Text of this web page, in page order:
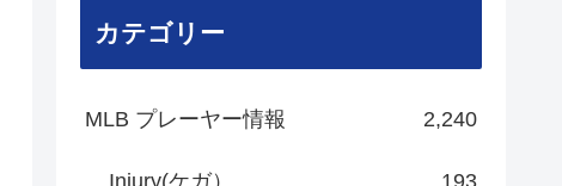
カテゴリー
MLB プレーヤー情報 2,240
Injury(ケガ） 193